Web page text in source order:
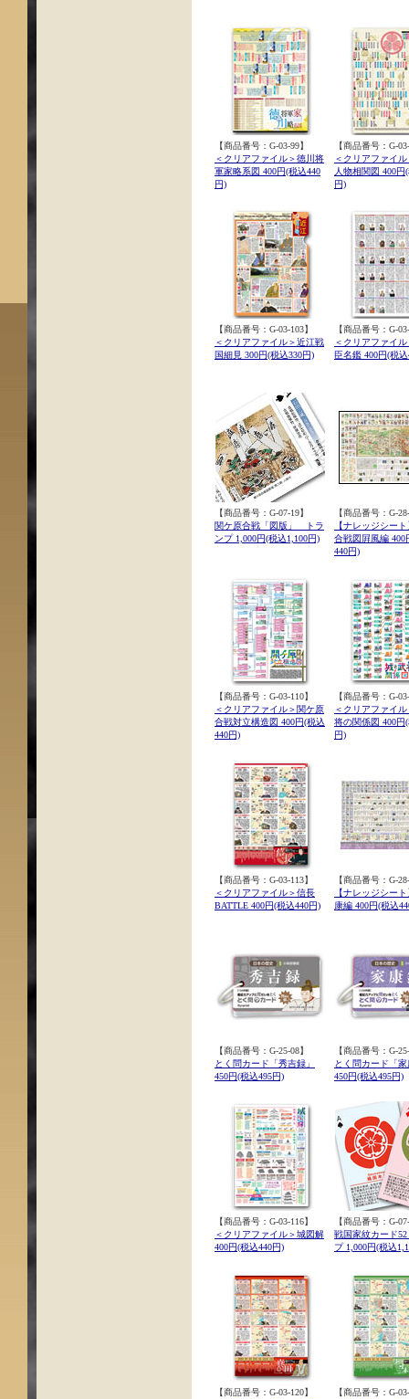
【商品番号：G-03-99】
＜クリアファイル＞徳川将
軍家略系図 400円(税込440
円)
【商品番号：G-
＜クリアファイ
人物相関図 400円
円)
【商品番号：G-03-103】
＜クリアファイル＞近江戦
国細見 300円(税込330円)
【商品番号：G-
＜クリアファイ
臣名鑑 400円(税
【商品番号：G-07-19】
関ケ原合戦「図版」 トラ
ンプ 1,000円(税込1,100円)
【商品番号：G-
【ナレッジシー
合戦図屛風編 400
440円)
【商品番号：G-03-110】
＜クリアファイル＞関ケ原
合戦対立構造図 400円(税込
440円)
【商品番号：G-
＜クリアファイ
将の関係図 400円
円)
【商品番号：G-03-113】
＜クリアファイル＞信長
BATTLE 400円(税込440円)
【商品番号：G-
【ナレッジシー
康編 400円(税込
【商品番号：G-25-08】
とく問カード「秀吉録」
450円(税込495円)
【商品番号：G-
とく問カード「
450円(税込495円)
【商品番号：G-03-116】
＜クリアファイル＞城図解
400円(税込440円)
【商品番号：G-
戦国家紋カード
プ 1,000円(税込
【商品番号：G-03-120】
【商品番号：G-